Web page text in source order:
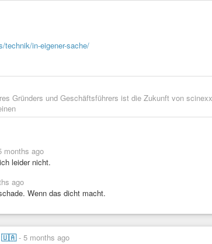
technik/in-eigener-sache/
Gründers und Geschäftsführers ist die Zukunft von
months ago
leider nicht.
ago
Wenn das dicht macht.
🇺🇦 - 5 months ago